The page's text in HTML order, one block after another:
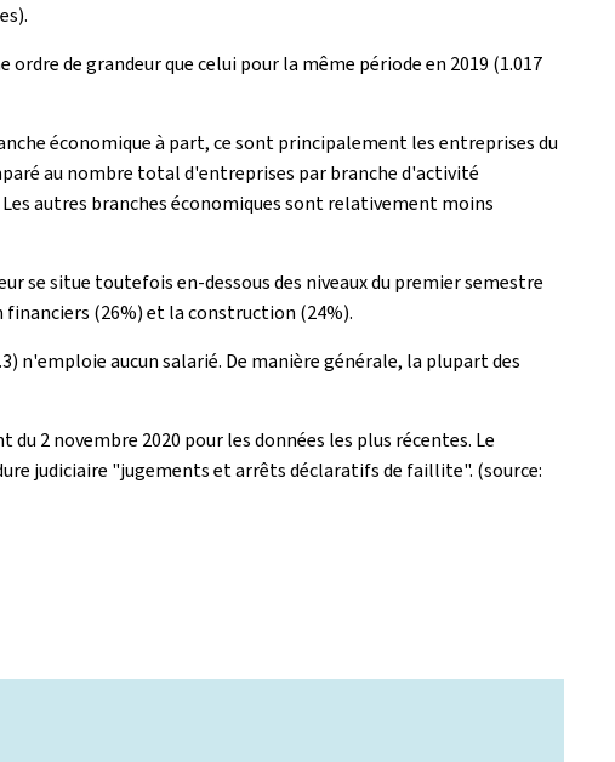
de grandeur que celui pour la même période en 2019 (1.017
économique à part, ce sont principalement les entreprises du
au nombre total d'entreprises par branche d'activité
autres branches économiques sont relativement moins
se situe toutefois en-dessous des niveaux du premier semestre
financiers (26%) et la construction (24%).
n'emploie aucun salarié. De manière générale, la plupart des
2 novembre 2020 pour les données les plus récentes. Le
judiciaire "jugements et arrêts déclaratifs de faillite". (source: